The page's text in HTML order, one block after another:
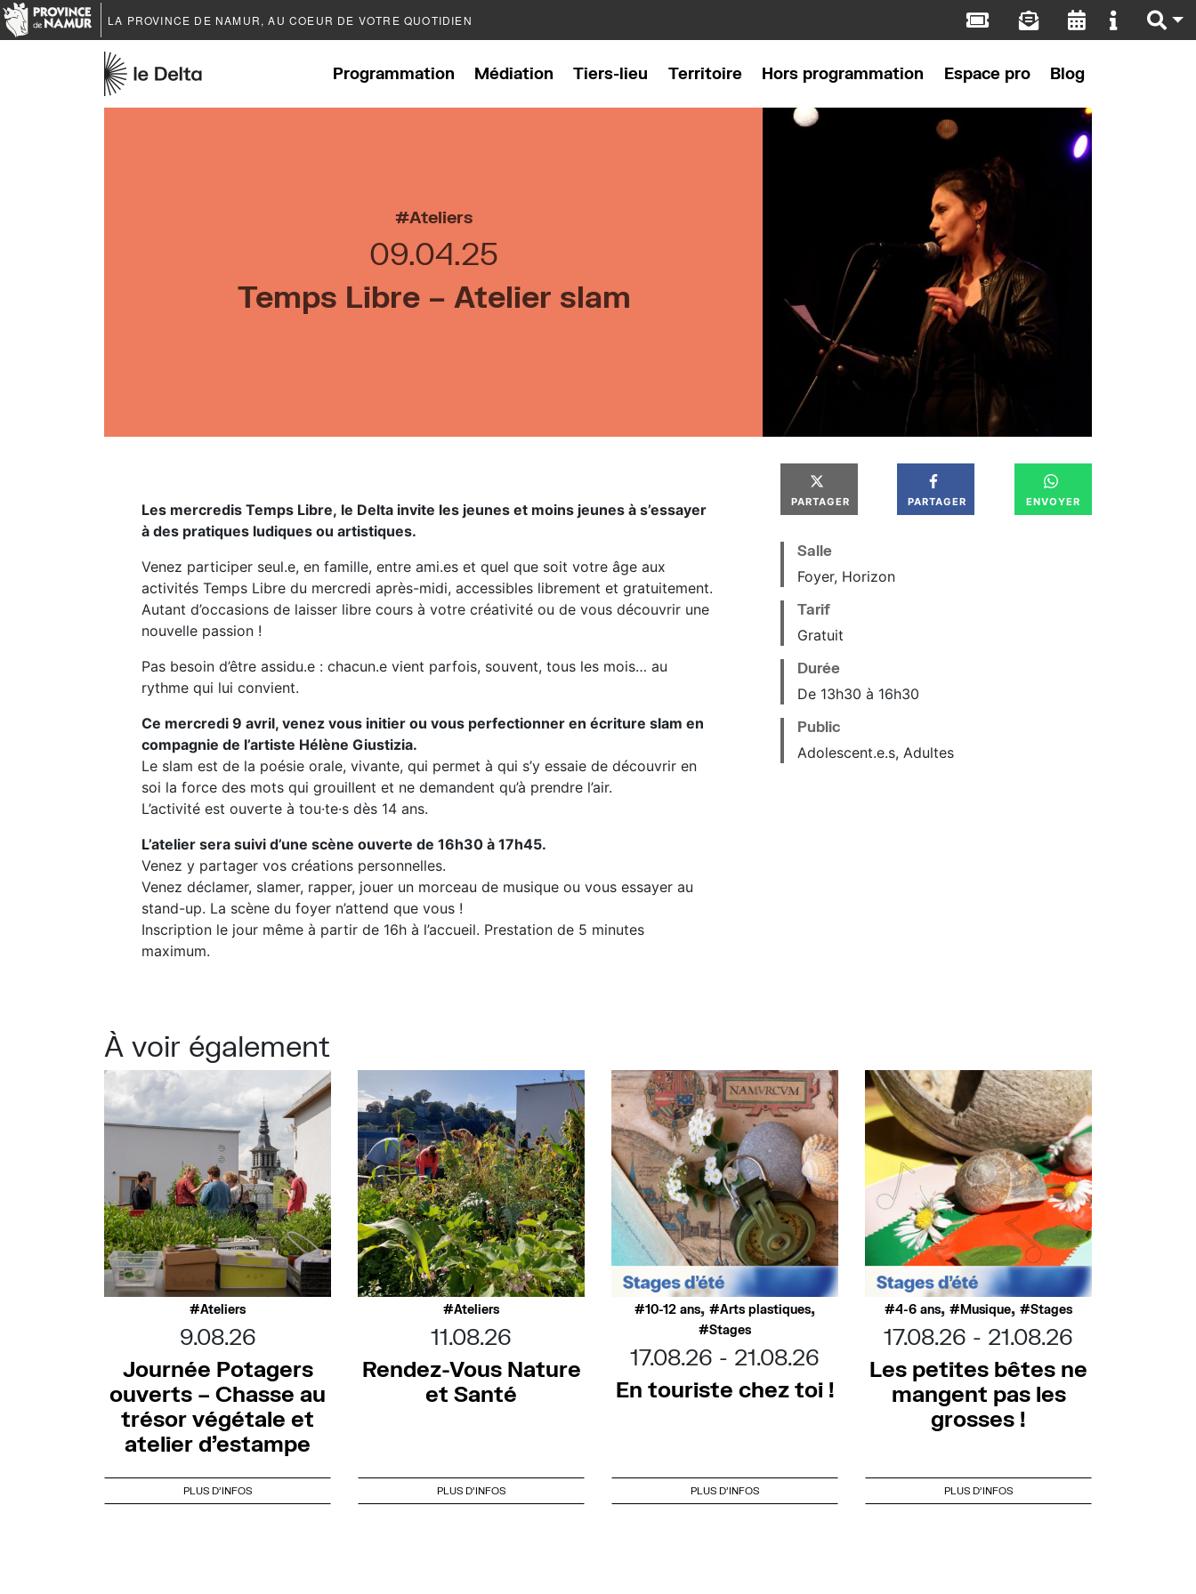
LA PROVINCE DE NAMUR, AU COEUR DE VOTRE QUOTIDIEN
Programmation Médiation Tiers-lieu Territoire Hors programmation Espace pro Blog
Ateliers
09.04.25
Temps Libre – Atelier slam
Les mercredis Temps Libre, le Delta invite les jeunes et moins jeunes à s’essayer
à des pratiques ludiques ou artistiques.
Venez participer seul.e, en famille, entre ami.es et quel que soit votre âge aux
activités Temps Libre du mercredi après-midi, accessibles librement et gratuitement.
Autant d’occasions de laisser libre cours à votre créativité ou de vous découvrir une
nouvelle passion !
Pas besoin d’être assidu.e : chacun.e vient parfois, souvent, tous les mois… au
rythme qui lui convient.
Ce mercredi 9 avril, venez vous initier ou vous perfectionner en écriture slam en
compagnie de l’artiste Hélène Giustizia.
Le slam est de la poésie orale, vivante, qui permet à qui s’y essaie de découvrir en
soi la force des mots qui grouillent et ne demandent qu’à prendre l’air.
L’activité est ouverte à tou·te·s dès 14 ans.
L’atelier sera suivi d’une scène ouverte de 16h30 à 17h45.
Venez y partager vos créations personnelles.
Venez déclamer, slamer, rapper, jouer un morceau de musique ou vous essayer au
stand-up. La scène du foyer n’attend que vous !
Inscription le jour même à partir de 16h à l’accueil. Prestation de 5 minutes
maximum.
PARTAGER PARTAGER ENVOYER
Salle
Foyer, Horizon
Tarif
Gratuit
Durée
De 13h30 à 16h30
Public
Adolescent.e.s, Adultes
À voir également
Ateliers
9.08.26
Journée Potagers
ouverts – Chasse au
trésor végétale et
atelier d’estampe
PLUS D'INFOS
Ateliers
11.08.26
Rendez-Vous Nature
et Santé
PLUS D'INFOS
10-12 ans, Arts plastiques,
Stages
17.08.26
21.08.26
En touriste chez toi !
PLUS D'INFOS
4-6 ans, Musique, Stages
17.08.26
21.08.26
Les petites bêtes ne
mangent pas les
grosses !
PLUS D'INFOS